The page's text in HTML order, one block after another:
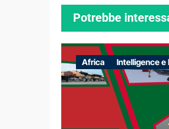
Potrebbe
Africa Intelligence e